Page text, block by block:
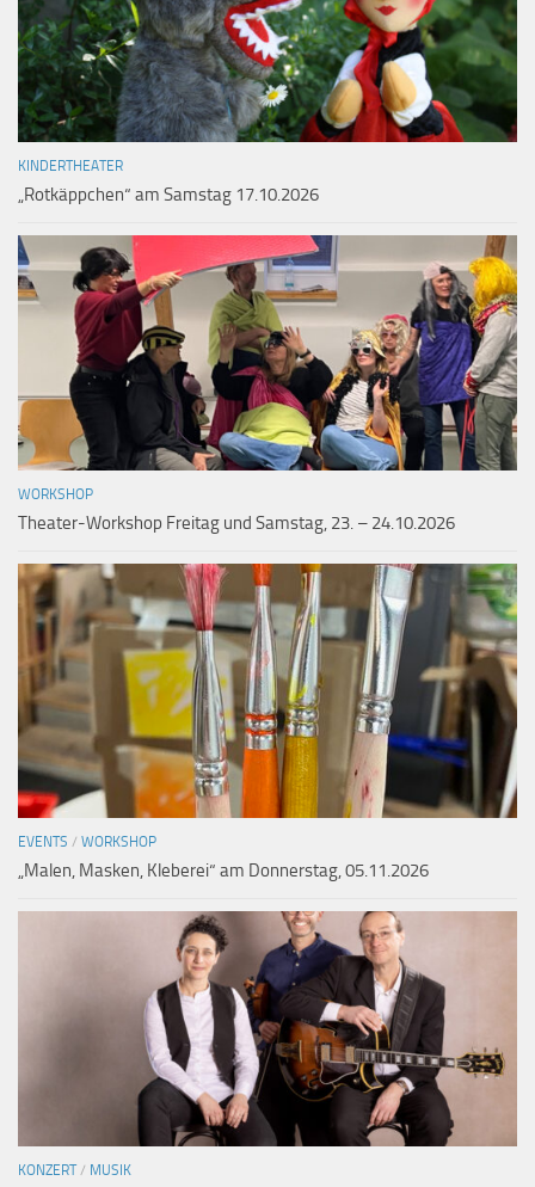
KINDERTHEATER
„Rotkäppchen“ am Samstag 17.10.2026
WORKSHOP
Theater-Workshop Freitag und Samstag, 23. – 24.10.2026
EVENTS / WORKSHOP
„Malen, Masken, Kleberei“ am Donnerstag, 05.11.2026
KONZERT/ MUSIK